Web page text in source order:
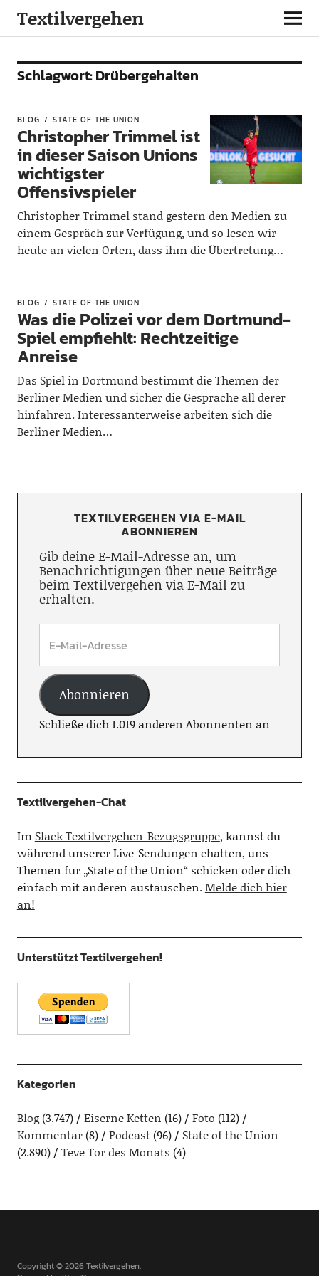
Textilvergehen
Schlagwort:Drübergehalten
BLOG STATE OF THE UNION
Christopher Trimmel ist
in dieser Saison Unions
wichtigster
Offensivspieler
Christopher Trimmel stand gestern den Medien zu
einem Gespräch zur Verfügung, und so lesen wir
heute an vielen Orten, dass ihm die Übertretung…
BLOG STATE OF THE UNION
Was die Polizei vor dem Dortmund-
Spiel empfiehlt: Rechtzeitige
Anreise
Das Spiel in Dortmund bestimmt die Themen der
Berliner Medien und sicher die Gespräche all derer
hinfahren. Interessanterweise arbeiten sich die
Berliner Medien…
TEXTILVERGEHEN VIA E-MAIL
ABONNIEREN
Gib deine E-Mail-Adresse an, um
Benachrichtigungen über neue Beiträge
beim Textilvergehen via E-Mail zu
erhalten.
Abonnieren
Schließe dich 1.019 anderen Abonnenten an
Textilvergehen-Chat
Im Slack Textilvergehen-Bezugsgruppe, kannst du
während unserer Live-Sendungen chatten, uns
Themen für „State of the Union“ schicken oder dich
einfach mit anderen austauschen.Melde dich hier
an!
Unterstützt Textilvergehen!
Kategorien
Blog(3.747) Eiserne Ketten (16) Foto (112)
Kommentar(8) Podcast(96)
State of the Union
(2.890)
Teve Tor des Monats (4)
Copyright © 2026 Textilvergehen